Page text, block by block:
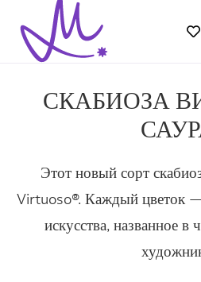
Перейти
основному
СКАБИОЗА
Этот новый сорт
Virtuoso®. Каждый цветок
искусства, названное в